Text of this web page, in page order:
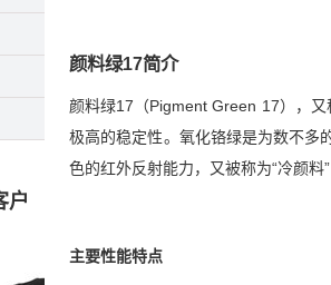
颜料绿17简介
颜料绿17（Pigment Green 17），
极高的稳定性。氧化铬绿是为数不多
色的红外反射能力，又被称为“冷颜料
主要性能特点
户